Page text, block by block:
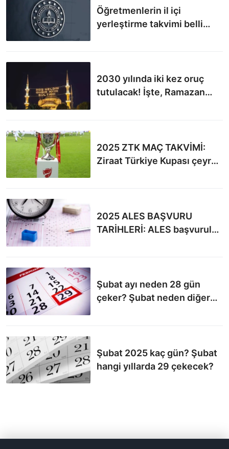
Öğretmenlerin il içi
yerleştirme takvimi belli
2030 yılında iki kez oruç
tutulacak! İşte, Ramazan
2025 ZTK MAÇ TAKVİMİ:
Ziraat Türkiye Kupası çeyrek
2025 ALES BAŞVURU
TARİHLERİ: ALES başvuruları
Şubat ayı neden 28 gün
çeker? Şubat neden diğer
Şubat 2025 kaç gün? Şubat
hangi yıllarda 29 çekecek?